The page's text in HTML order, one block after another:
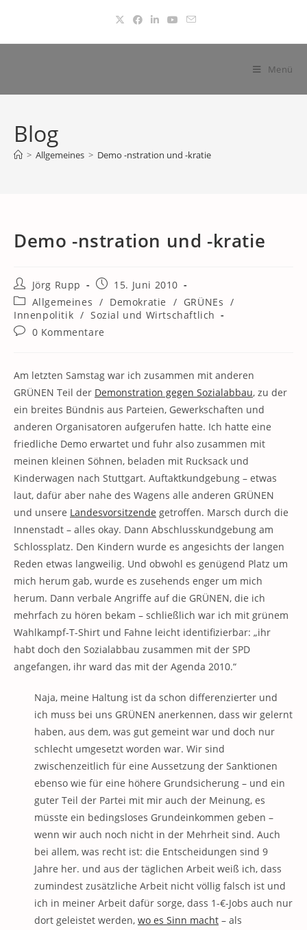
springen
Menü
Blog
> Allgemeines > Demo -nstration und -kratie
Demo -nstration und -kratie
Beitrags-
Autor:
Jörg Rupp
Beitrag
veröffentlicht:
15. Juni 2010
Beitrags-
Kategorie:
Allgemeines / Demokratie / GRÜNEs /
Innenpolitik / Sozial und Wirtschaftlich
Beitrags-
0 Kommentare
Am letzten Samstag war ich zusammen mit anderen
GRÜNEN Teil der Demonstration gegen Sozialabbau, zu der
ein breites Bündnis aus Parteien, Gewerkschaften und
anderen Organisatoren aufgerufen hatte. Ich hatte eine
friedliche Demo erwartet und fuhr also zusammen mit
meinen kleinen Söhnen, beladen mit Rucksack und
Kinderwagen nach Stuttgart. Auftaktkundgebung – etwas
laut, dafür aber nahe des Wagens alle anderen GRÜNEN
und unsere Landesvorsitzende getroffen. Marsch durch die
Innenstadt – alles okay. Dann Abschlusskundgebung am
Schlossplatz. Den Kindern wurde es angesichts der langen
Reden etwas langweilig. Und obwohl es genügend Platz um
mich herum gab, wurde es zusehends enger um mich
herum. Dann verbale Angriffe auf die GRÜNEN, die ich
mehrfach zu hören bekam – schließlich war ich mit grünem
Wahlkampf-T-Shirt und Fahne leicht identifizierbar: „ihr
habt doch den Sozialabbau zusammen mit der SPD
angefangen, ihr ward das mit der Agenda 2010.“
Naja, meine Haltung ist da schon differenzierter und
ich muss bei uns GRÜNEN anerkennen, dass wir gelernt
haben, aus dem, was gut gemeint war und doch nur
schlecht umgesetzt worden war. Wir sind
zwischenzeitlich für eine Aussetzung der Sanktionen
ebenso wie für eine höhere Grundsicherung – und ein
guter Teil der Partei mit mir auch der Meinung, es
müsste ein bedingsloses Grundeinkommen geben –
wenn wir auch noch nicht in der Mehrheit sind. Auch
bei allem, was recht ist: die Entscheidungen sind 9
Jahre her. und aus der täglichen Arbeit weiß ich, dass
zumindest zusätzliche Arbeit nicht völlig falsch ist und
ich in meiner Arbeit dafür sorge, dass 1-€-Jobs auch nur
dort geleistet werden, wo es Sinn macht – als